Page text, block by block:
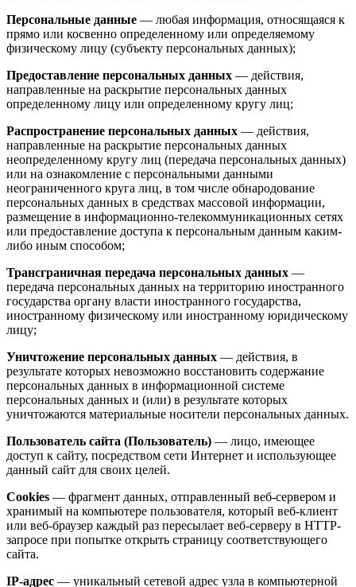
Персональные данные — любая информация, относящаяся к
прямо или косвенно определенному или определяемому
физическому лицу (субъекту персональных данных);
Предоставление персональных данных — действия,
направленные на раскрытие персональных данных
определенному лицу или определенному кругу лиц;
Распространение персональных данных — действия,
направленные на раскрытие персональных данных
неопределенному кругу лиц (передача персональных данных)
или на ознакомление с персональными данными
неограниченного круга лиц, в том числе обнародование
персональных данных в средствах массовой информации,
размещение в информационно-телекоммуникационных сетях
или предоставление доступа к персональным данным каким-
либо иным способом;
Трансграничная передача персональных данных —
передача персональных данных на территорию иностранного
государства органу власти иностранного государства,
иностранному физическому или иностранному юридическому
лицу;
Уничтожение персональных данных — действия, в
результате которых невозможно восстановить содержание
персональных данных в информационной системе
персональных данных и (или) в результате которых
уничтожаются материальные носители персональных данных.
Пользователь сайта (Пользователь) — лицо, имеющее
доступ к сайту, посредством сети Интернет и использующее
данный сайт для своих целей.
Cookies — фрагмент данных, отправленный веб-сервером и
хранимый на компьютере пользователя, который веб-клиент
или веб-браузер каждый раз пересылает веб-серверу в HTTP-
запросе при попытке открыть страницу соответствующего
сайта.
IP-адрес — уникальный сетевой адрес узла в компьютерной